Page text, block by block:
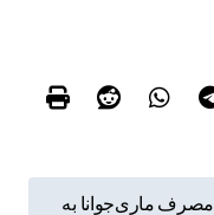
مصرف ماری‌جوانا به